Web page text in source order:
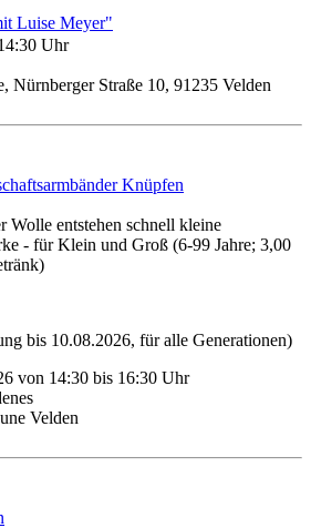
Luise Meyer"
Uhr
Nürnberger Straße 10, 91235 Velden
Knüpfen
Wolle entstehen schnell kleine
- für Klein und Groß (6-99 Jahre; 3,00
bis 10.08.2026, für alle Generationen)
von 14:30 bis 16:30 Uhr
Velden